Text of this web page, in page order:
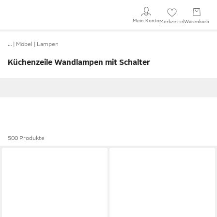
Mein KontoMerkzettel Warenkorb
… Möbel Lampen
Küchenzeile Wandlampen mit Schalter
500 Produkte